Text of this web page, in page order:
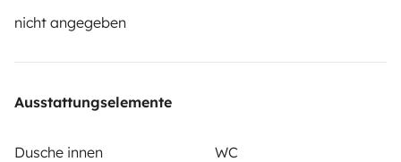
bei der Fahrzeugübernahme bezahlen. Der in Euro
nicht angegeben
Ausstattungselemente
Dusche innen
WC